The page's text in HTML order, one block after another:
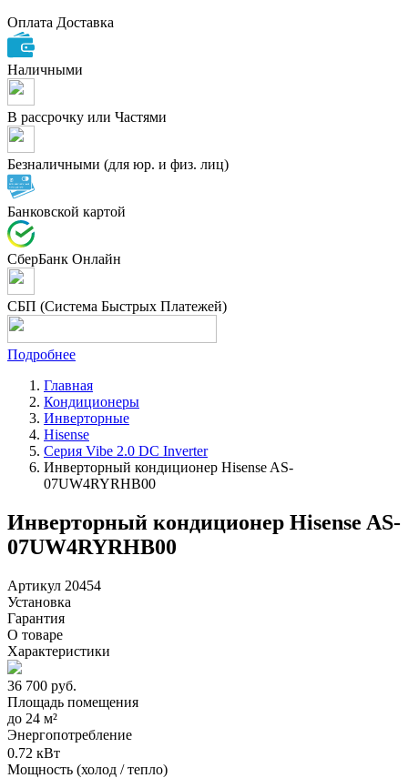
Оплата Доставка
Наличными
В рассрочку или Частями
Безналичными (для юр. и физ. лиц)
Банковской картой
СберБанк Онлайн
СБП (Система Быстрых Платежей)
Подробнее
Главная
Кондиционеры
Инверторные
Hisense
Серия Vibe 2.0 DC Inverter
Инверторный кондиционер Hisense AS-
07UW4RYRHB00
Инверторный кондиционер Hisense AS-
07UW4RYRHB00
Артикул 20454
Установка
Гарантия
О товаре
Характеристики
36 700 руб.
Площадь помещения
до 24 м²
Энергопотребление
0.72 кВт
Мощность (холод / тепло)